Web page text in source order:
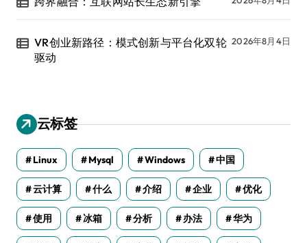
VR创业新路径：模式创新与平台化双轮
驱动
2026年8月4日
云标签
Linux Mysql Windows 中国
云计算 什么 介绍 企业 优化
使用 冰箱 分析 办法 华为